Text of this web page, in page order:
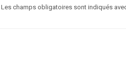
Les champs obligatoires sont indiqués